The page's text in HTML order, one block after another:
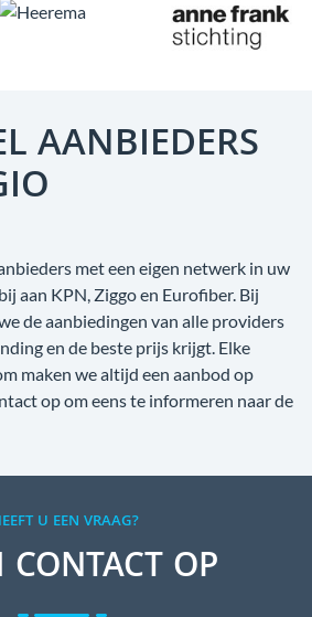
AANBIEDERS
met een eigen netwerk in uw
aan KPN, Ziggo en Eurofiber. Bij
de aanbiedingen van alle providers
en de beste prijs krijgt. Elke
maken we altijd een aanbod op
op om eens te informeren naar de
U EEN VRAAG?
CONTACT OP